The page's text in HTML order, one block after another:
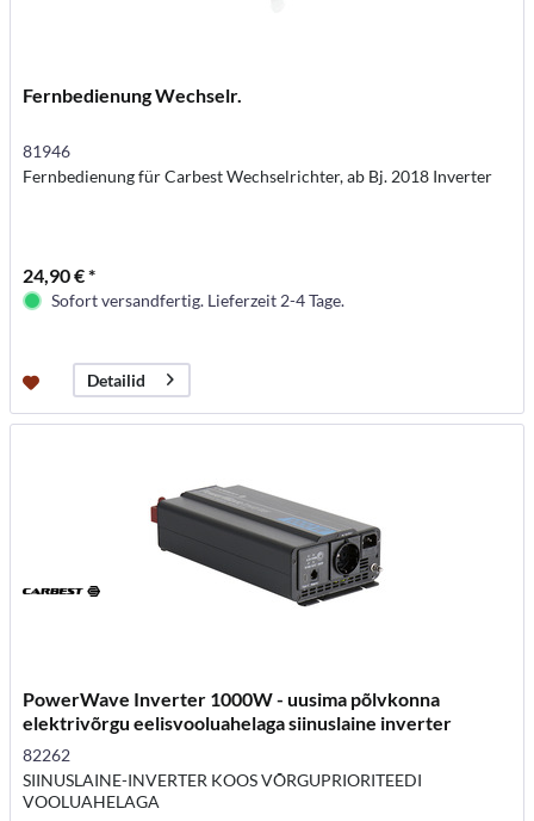
Fernbedienung Wechselr.
81946
Fernbedienung für Carbest Wechselrichter, ab Bj. 2018 Inverter
24,90 € *
Sofort versandfertig. Lieferzeit 2-4 Tage.
Detailid
PowerWave Inverter 1000W - uusima põlvkonna
elektrivõrgu eelisvooluahelaga siinuslaine inverter
82262
SIINUSLAINE-INVERTER KOOS VÕRGUPRIORITEEDI
VOOLUAHELAGA